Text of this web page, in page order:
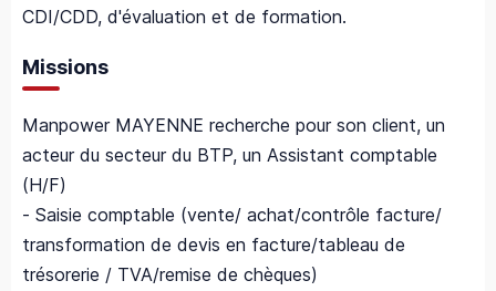
CDI/CDD, d'évaluation et de formation.
Missions
Manpower MAYENNE recherche pour son client, un
acteur du secteur du BTP, un Assistant comptable
(H/F)
- Saisie comptable (vente/ achat/contrôle facture/
transformation de devis en facture/tableau de
trésorerie / TVA/remise de chèques)